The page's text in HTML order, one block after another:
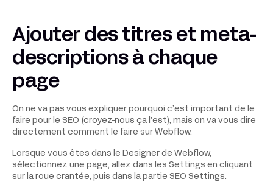
Ajouter des titres et meta-
descriptions à chaque
page
On ne va pas vous expliquer pourquoi c’est important de le
faire pour le SEO (croyez-nous ça l’est), mais on va vous dire
directement comment le faire sur Webflow.
Lorsque vous êtes dans le Designer de Webflow,
sélectionnez une page, allez dans les Settings en cliquant
sur la roue crantée, puis dans la partie SEO Settings.